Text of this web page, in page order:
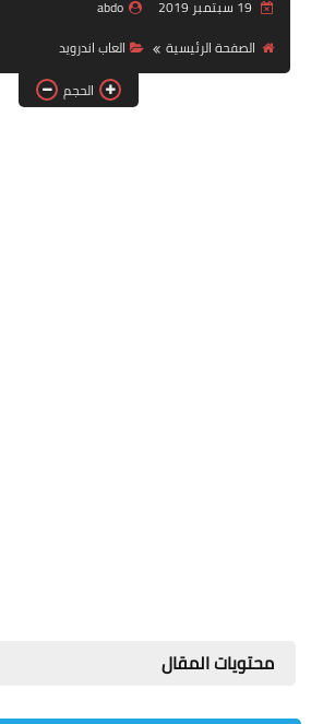
abdo
الصفحة الرئيسية
العاب اندرويد
الحجم
محتويات المقال